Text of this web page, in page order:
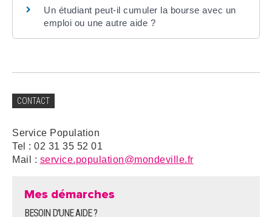
Un étudiant peut-il cumuler la bourse avec un
emploi ou une autre aide ?
CONTACT
Service Population
Tel : 02 31 35 52 01
Mail : service.population@mondeville.fr
Mes démarches
BESOIN D'UNE AIDE ?